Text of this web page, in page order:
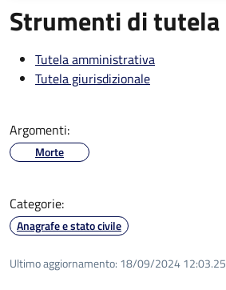
Strumenti di tutela
Tutela amministrativa
Tutela giurisdizionale
Argomenti:
Morte
Categorie:
Anagrafe e stato civile
Ultimo aggiornamento: 18/09/2024 12:03.25